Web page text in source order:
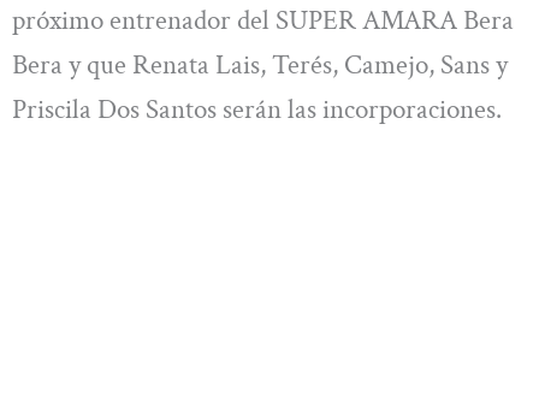
próximo entrenador del SUPER AMARA Bera
Bera y que Renata Lais, Terés, Camejo, Sans y
Priscila Dos Santos serán las incorporaciones.